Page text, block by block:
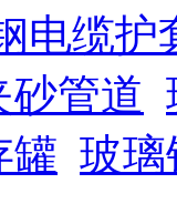
电缆护
砂管道
罐 玻璃